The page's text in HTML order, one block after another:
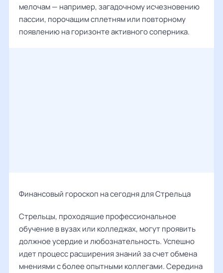
мелочам — например, загадочному исчезновению
пассии, порочащим сплетням или повторному
появлению на горизонте активного соперника.
Финансовый гороскоп на сегодня для Стрельца
Стрельцы, проходящие профессиональное
обучение в вузах или колледжах, могут проявить
должное усердие и любознательность. Успешно
идет процесс расширения знаний за счет обмена
мнениями с более опытными коллегами. Середина